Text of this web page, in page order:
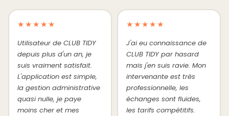
★★★★★
Utilisateur de CLUB TIDY
depuis plus d'un an, je
suis vraiment satisfait.
L'application est simple,
la gestion administrative
quasi nulle, je paye
moins cher et mes
★★★★★
J'ai eu connaissance de
CLUB TIDY par hasard
mais j'en suis ravie. Mon
intervenante est très
professionnelle, les
échanges sont fluides,
les tarifs compétitifs.